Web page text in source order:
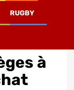
RUGBY
?
à